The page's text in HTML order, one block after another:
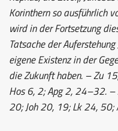
Korinthern so ausführlich
wird in der Fortsetzung
Tatsache der
eigene Existenz in der
die Zukunft haben. – Zu
Hos 6, 2; Apg 2, 24–32.
20; Joh 20, 19; Lk 24,